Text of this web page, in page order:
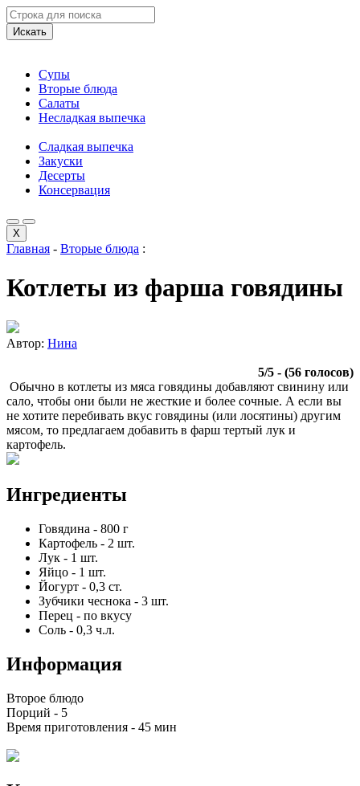
Искать
Супы
Вторые блюда
Салаты
Несладкая выпечка
Сладкая выпечка
Закуски
Десерты
Консервация
X
Главная - Вторые блюда :
Котлеты из фарша говядины
Автор: Нина
5/5 - (56 голосов)
Обычно в котлеты из мяса говядины добавляют свинину или
сало, чтобы они были не жесткие и более сочные. А если вы
не хотите перебивать вкус говядины (или лосятины) другим
мясом, то предлагаем добавить в фарш тертый лук и
картофель.
Ингредиенты
Говядина - 800 г
Картофель - 2 шт.
Лук - 1 шт.
Яйцо - 1 шт.
Йогурт - 0,3 ст.
Зубчики чеснока - 3 шт.
Перец - по вкусу
Соль - 0,3 ч.л.
Информация
Второе блюдо
Порций - 5
Время приготовления - 45 мин